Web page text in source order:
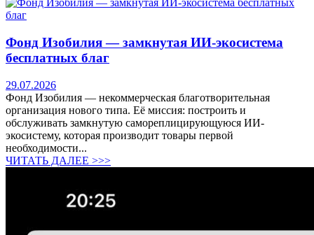
Фонд Изобилия — замкнутая ИИ-экосистема
бесплатных благ
29.07.2026
Фонд Изобилия — некоммерческая благотворительная
организация нового типа. Её миссия: построить и
обслуживать замкнутую самореплицирующуюся ИИ-
экосистему, которая производит товары первой
необходимости...
ЧИТАТЬ ДАЛЕЕ >>>